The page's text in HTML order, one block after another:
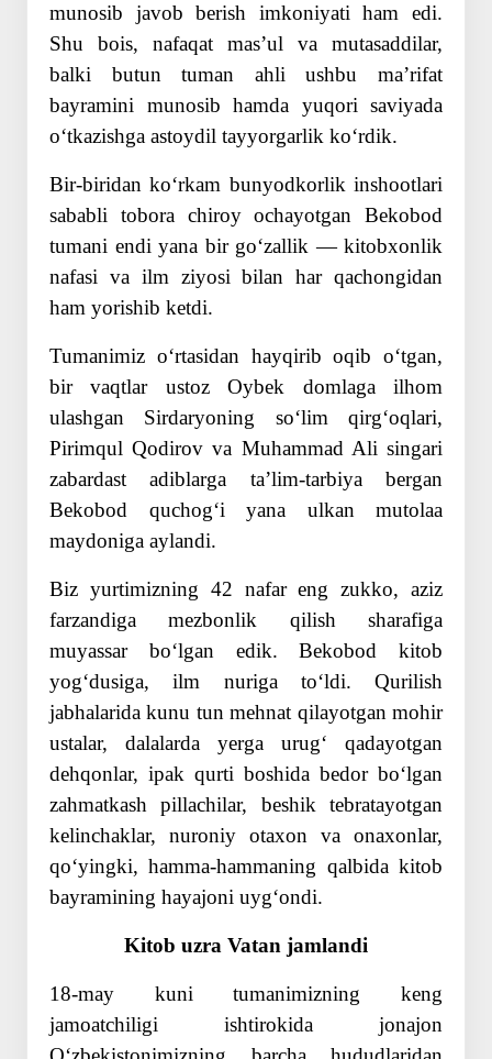
munosib javob berish imkoniyati ham edi.
Shu bois, nafaqat masʼul va mutasaddilar,
balki butun tuman ahli ushbu maʼrifat
bayramini munosib hamda yuqori saviyada
oʻtkazishga astoydil tayyorgarlik koʻrdik.
Bir-biridan koʻrkam bunyodkorlik inshootlari
sababli tobora chiroy ochayotgan Bekobod
tumani endi yana bir goʻzallik — kitobxonlik
nafasi va ilm ziyosi bilan har qachongidan
ham yorishib ketdi.
Tumanimiz oʻrtasidan hayqirib oqib oʻtgan,
bir vaqtlar ustoz Oybek domlaga ilhom
ulashgan Sirdaryoning soʻlim qirgʻoqlari,
Pirimqul Qodirov va Muhammad Ali singari
zabardast adiblarga taʼlim-tarbiya bergan
Bekobod quchogʻi yana ulkan mutolaa
maydoniga aylandi.
Biz yurtimizning 42 nafar eng zukko, aziz
farzandiga mezbonlik qilish sharafiga
muyassar boʻlgan edik. Bekobod kitob
yogʻdusiga, ilm nuriga toʻldi. Qurilish
jabhalarida kunu tun mehnat qilayotgan mohir
ustalar, dalalarda yerga urugʻ qadayotgan
dehqonlar, ipak qurti boshida bedor boʻlgan
zahmatkash pillachilar, beshik tebratayotgan
kelinchaklar, nuroniy otaxon va onaxonlar,
qoʻyingki, hamma-hammaning qalbida kitob
bayramining hayajoni uygʻondi.
Kitob uzra Vatan jamlandi
18-may kuni tumanimizning keng
jamoatchiligi ishtirokida jonajon